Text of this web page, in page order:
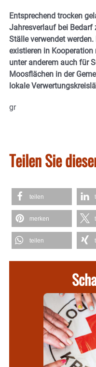
Entsprechend trocken
Jahresverlauf bei Bedarf
Ställe verwendet
existieren in
unter anderem auch für
Moosflächen in der
lokale
gr
Teilen Sie
teilen
merken
teilen